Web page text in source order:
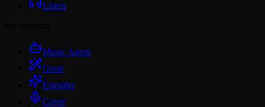
Listen
Music Agent
Gerar
Estender
Cover